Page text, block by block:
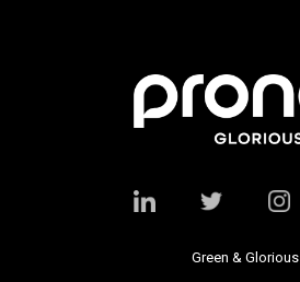
Green & Glorious